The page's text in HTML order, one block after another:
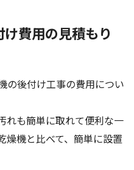
費用の見積もり
の後付け工事の費用につい
れも簡単に取れて便利な一
燥機と比べて、簡単に設置